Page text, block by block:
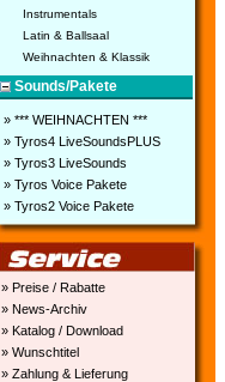
Instrumentals
Latin & Ballsaal
Weihnachten & Klassik
Sounds/Pakete
» *** WEIHNACHTEN ***
» Tyros4 LiveSoundsPLUS
» Tyros3 LiveSounds
» Tyros Voice Pakete
» Tyros2 Voice Pakete
» Preise / Rabatte
» News-Archiv
» Katalog / Download
» Wunschtitel
» Zahlung & Lieferung